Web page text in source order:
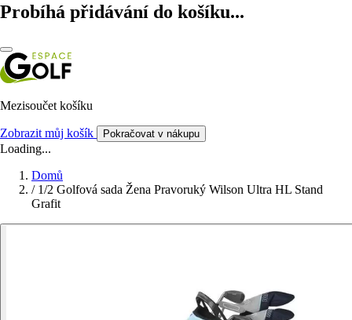
Probíhá přidávání do košíku...
Mezisoučet košíku
Zobrazit můj košík Pokračovat v nákupu
Loading...
Domů
/ 1/2 Golfová sada Žena Pravoruký Wilson Ultra HL Stand
Grafit